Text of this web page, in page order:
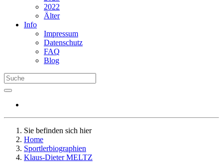
2022
Älter
Info
Impressum
Datenschutz
FAQ
Blog
Sie befinden sich hier
Home
Sportlerbiographien
Klaus-Dieter MELTZ